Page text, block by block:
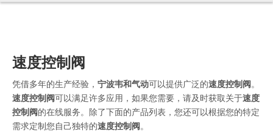
速度控制阀
凭借多年的生产经验， 宁波韦和气动可以提供广泛的速度控制阀。
速度控制阀可以满足许多应用，如果您需要，请及时获取关于速度
控制阀的在线服务。除了下面的产品列表，您还可以根据您的特定
需求定制您自己独特的速度控制阀。